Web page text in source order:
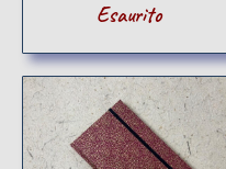
Esaurito